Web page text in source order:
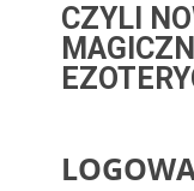
CZYLI